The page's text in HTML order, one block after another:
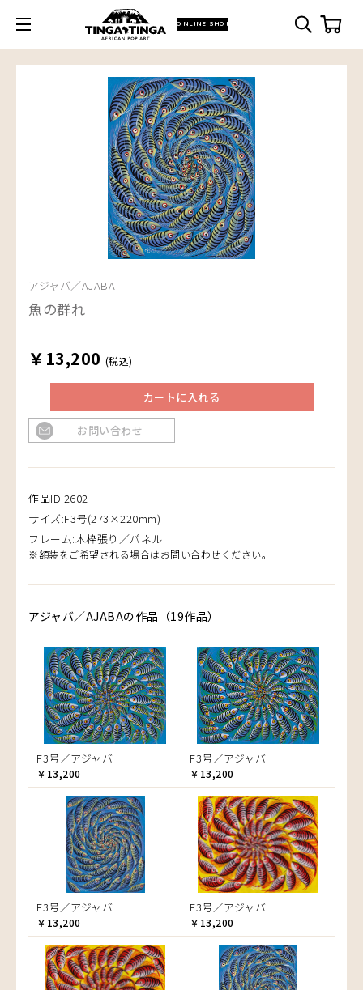
ONLINE SHOP
アジャバ／AJABA
魚の群れ
￥13,200 (税込)
カートに入れる
お問い合わせ
作品ID:2602
サイズ:F3号(273×220mm)
フレーム:木枠張り／パネル
※額装をご希望される場合はお問い合わせください。
アジャバ／AJABAの作品（19作品）
F3号／アジャバ
￥13,200
F3号／アジャバ
￥13,200
F3号／アジャバ
￥13,200
F3号／アジャバ
￥13,200